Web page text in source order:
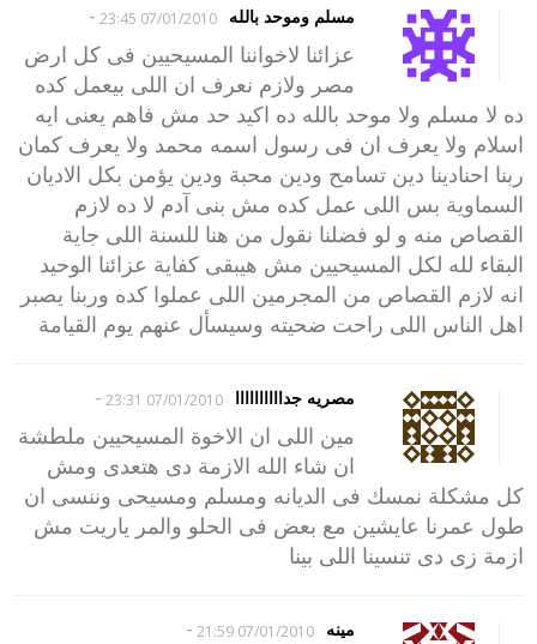
مسلم وموحد بالله 07/01/2010 23:45
-
عزائنا لاخواننا المسيحيين فى كل ارض
مصر ولازم نعرف ان اللى بيعمل كده
ده لا مسلم ولا موحد بالله ده اكيد حد مش فاهم يعنى ايه
اسلام ولا يعرف ان فى رسول اسمه محمد ولا يعرف كمان
ربنا احنادينا دين تسامح ودين محبة ودين يؤمن بكل الاديان
السماوية بس اللى عمل كده مش بنى آدم لا ده لازم
القصاص منه و لو فضلنا نقول من هنا للسنة اللى جاية
البقاء لله لكل المسيحيين مش هيبقى كفاية عزائنا الوحيد
انه لازم القصاص من المجرمين اللى عملوا كده وربنا يصبر
اهل الناس اللى راحت ضحيته وسيسأل عنهم يوم القيامة
مصريه جداااااااااا 07/01/2010 23:31
-
مين اللى ان الاخوة المسيحيين ملطشة
ان شاء الله الازمة دى هتعدى ومش
كل مشكلة نمسك فى الديانه ومسلم ومسيحى وننسى ان
طول عمرنا عايشين مع بعض فى الحلو والمر ياريت مش
ازمة زى دى تنسينا اللى بينا
مينه 07/01/2010 21:59
-